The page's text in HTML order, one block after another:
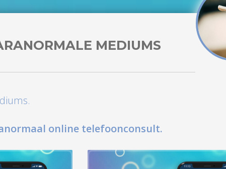
MEDIUMS
online telefoonconsult.